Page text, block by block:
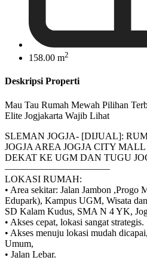
158.00 m2
Deskripsi Properti
Mau Tau Rumah Mewah Pilihan
Elite Jogjakarta Wajib Lihat
SLEMAN JOGJA- [DIJUAL]:
JOGJA AREA JOGJA CITY
DEKAT KE UGM DAN TUGU
———————————
LOKASI RUMAH:
• Area sekitar: Jalan Jambon ,Progo
Edupark), Kampus UGM, Wisata
SD Kalam Kudus, SMA N 4 YK,
• Akses cepat, lokasi sangat strategis.
• Akses menuju lokasi mudah
Umum,
• Jalan Lebar.